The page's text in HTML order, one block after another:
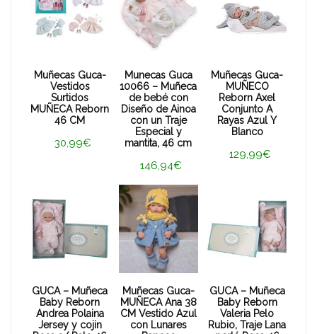
Muñecas Guca-
Vestidos
Surtidos
MUÑECA Reborn
46 CM
30,99€
Munecas Guca
10066 – Muñeca
de bebé con
Diseño de Ainoa
con un Traje
Especial y
mantita, 46 cm
146,94€
Muñecas Guca-
MUÑECO
Reborn Axel
Conjunto A
Rayas Azul Y
Blanco
129,99€
GUCA – Muñeca
Baby Reborn
Andrea Polaina
Jersey y cojin
Muñecas Guca-
MUÑECA Ana 38
CM Vestido Azul
con Lunares
GUCA – Muñeca
Baby Reborn
Valeria Pelo
Rubio, Traje Lana